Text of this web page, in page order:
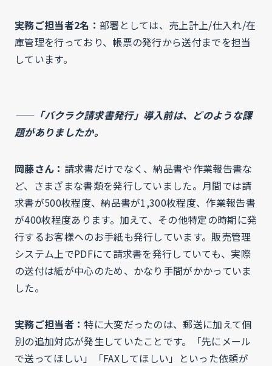
実務ご担当者2名： 部署としては、売上計上/仕入れ/在
庫管理を行っており、帳票の発行から送付までを担当
しています。
——「バクラク請求書発行」導入前は、どのような課
題がありましたか。
岡藤さん： 請求書だけでなく、納品書や作業報告書な
ど、さまざまな書類を発行していました。月間では請
求書が500枚程度、納品書が1,300枚程度、作業報告書
が400枚程度あります。加えて、その他特定の時期に発
行するお客様へのお手紙も発行しています。販売管理
システム上でPDFにて請求書を発行していても、実際
の送付は紙が中心のため、かなり手間がかかっていま
した。
実務ご担当者： 特に大変だったのは、郵送に加えて個
別の追加対応が発生していたことです。「先にメール
で送ってほしい」「FAXしてほしい」といった依頼が